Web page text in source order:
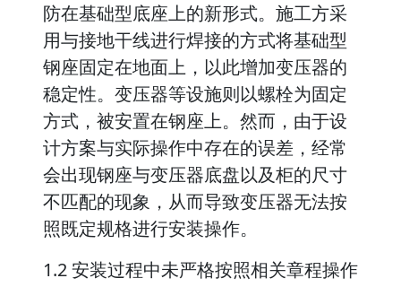
防在基础型底座上的新形式。施工方采
用与接地干线进行焊接的方式将基础型
钢座固定在地面上，以此增加变压器的
稳定性。变压器等设施则以螺栓为固定
方式，被安置在钢座上。然而，由于设
计方案与实际操作中存在的误差，经常
会出现钢座与变压器底盘以及柜的尺寸
不匹配的现象，从而导致变压器无法按
照既定规格进行安装操作。
1.2 安装过程中未严格按照相关章程操作